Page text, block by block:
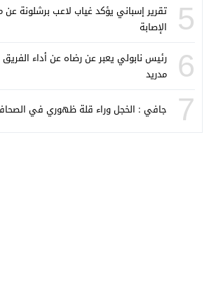
5
تقرير إسباني يؤكد غياب لاعب برشلونة عن
الإصابة
6
رئيس نابولي يعبر عن رضاه عن أداء الفريق
مدريد
7 جافي : الخجل وراء قلة ظهوري في